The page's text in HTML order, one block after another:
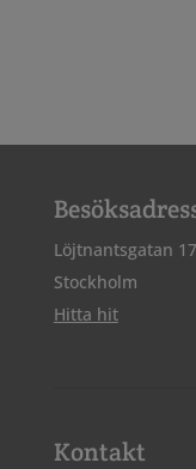
Löjtnantsgatan 17
Stockholm
Hitta hit
Kontakt